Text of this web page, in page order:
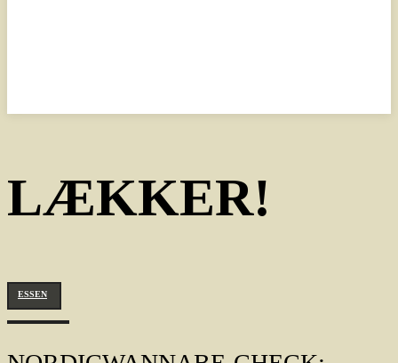
LÆKKER!
ESSEN